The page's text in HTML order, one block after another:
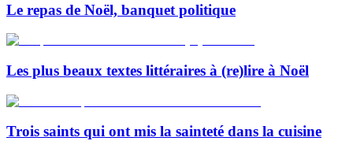
Le repas de Noël, banquet politique
Les plus beaux textes littéraires à (re)lire à Noël
Trois saints qui ont mis la sainteté dans la cuisine